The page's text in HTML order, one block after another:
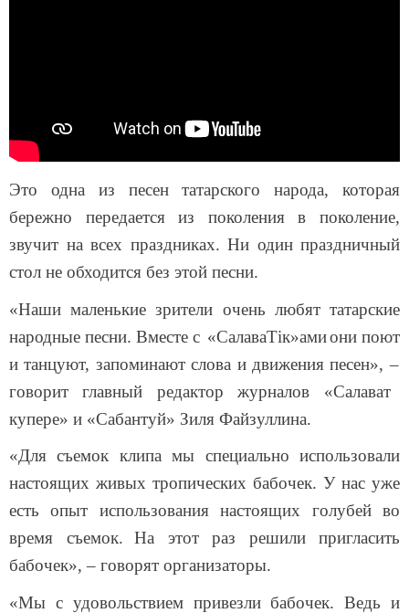
Это одна из песен татарского народа, которая
бережно передается из поколения в поколение,
звучит на всех праздниках. Ни один праздничный
стол не обходится без этой песни.
«Наши маленькие зрители очень любят татарские
народные песни. Вместе с «СалаваТік»амиони поют
и танцуют, запоминают слова и движенияпесен», –
говорит главный редактор журналов «Салават
купере» и «Сабантуй» Зиля Файзуллина.
«Для съемок клипа мы специально использовали
настоящих живых тропических бабочек. У нас уже
есть опыт использования настоящих голубей во
время съемок.
На этот раз решили пригласить
бабочек», – говорят организаторы.
«Мы с удовольствием привезли бабочек. Ведь и